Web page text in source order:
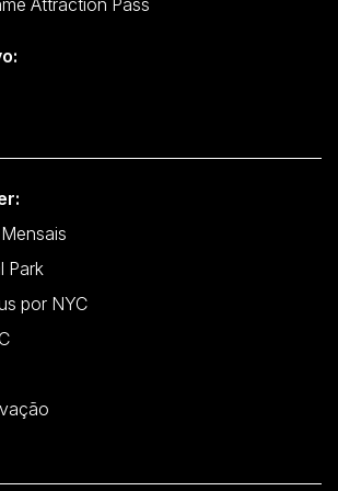
Attraction Pass
Park
por NYC